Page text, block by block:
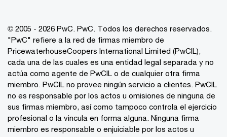
© 2005 - 2026 PwC. PwC. Todos los derechos reservados.
"PwC" refiere a la red de firmas miembro de
PricewaterhouseCoopers International Limited (PwCIL),
cada una de las cuales es una entidad legal separada y no
actúa como agente de PwCIL o de cualquier otra firma
miembro. PwCIL no provee ningún servicio a clientes. PwCIL
no es responsable por los actos u omisiones de ninguna de
sus firmas miembro, así como tampoco controla el ejercicio
profesional o la vincula en forma alguna. Ninguna firma
miembro es responsable o enjuiciable por los actos u